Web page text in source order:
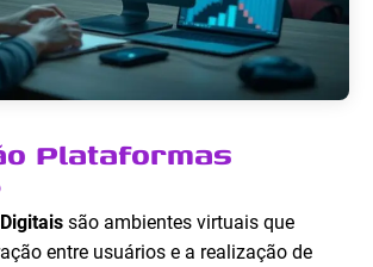
Plataformas
são ambientes virtuais que
entre usuários e a realização de